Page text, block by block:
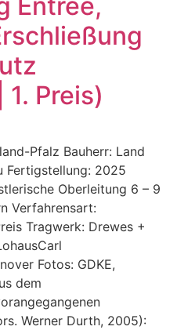
Preis)
Pfalz Bauherr: Land
Fertigstellung: 2025
Oberleitung 6 – 9
Verfahrensart:
Tragwerk: Drewes +
Fotos: GDKE,
dem
Werner Durth, 2005):